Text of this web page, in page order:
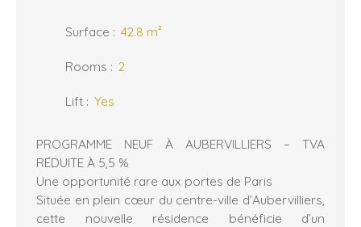
Surface : 42.8 m²
Rooms : 2
Lift : Yes
PROGRAMME NEUF À AUBERVILLIERS – TVA
RÉDUITE À 5,5 %
Une opportunité rare aux portes de Paris
Située en plein cœur du centre-ville d’Aubervilliers,
cette nouvelle résidence bénéficie d’un